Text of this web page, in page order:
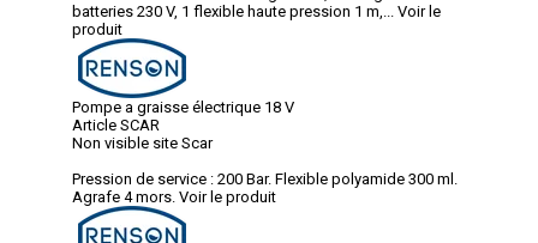
batteries 230 V, 1 flexible haute pression 1 m,...
Voir le
produit
Pompe a graisse électrique 18 V
Article SCAR
Non visible site Scar
Pression de service : 200 Bar. Flexible polyamide 300 ml.
Agrafe 4 mors. Voir le produit